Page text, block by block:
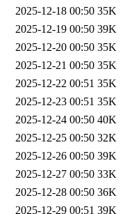
2025-12-18 00:50 35K
2025-12-19 00:50 39K
2025-12-20 00:50 35K
2025-12-21 00:50 35K
2025-12-22 00:51 35K
2025-12-23 00:51 35K
2025-12-24 00:50 40K
2025-12-25 00:50 32K
2025-12-26 00:50 39K
2025-12-27 00:50 33K
2025-12-28 00:50 36K
2025-12-29 00:51 39K